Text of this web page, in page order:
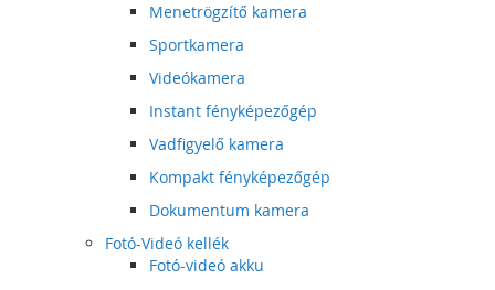
Menetrögzítő kamera
Sportkamera
Videókamera
Instant fényképezőgép
Vadfigyelő kamera
Kompakt fényképezőgép
Dokumentum kamera
Fotó-Videó kellék
Fotó-videó akku